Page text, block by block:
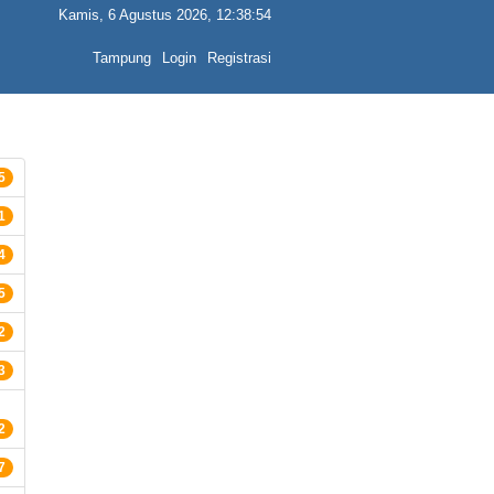
Kamis, 6 Agustus 2026, 12:38:54
Tampung Login Registrasi